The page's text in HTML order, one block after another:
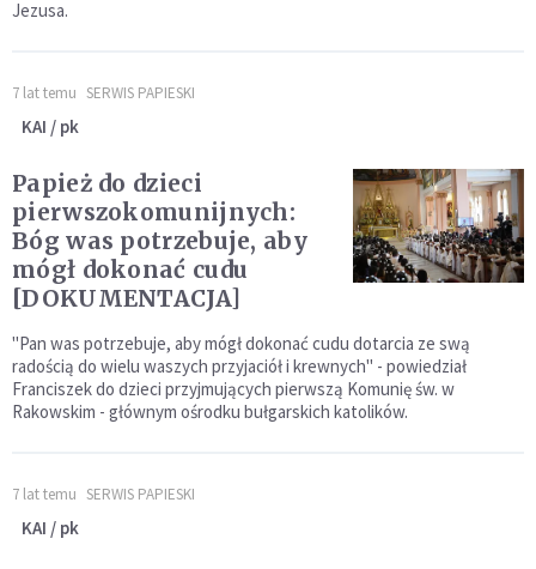
Jezusa.
7 lat temu SERWIS PAPIESKI
KAI / pk
Papież do dzieci
pierwszokomunijnych:
Bóg was potrzebuje, aby
mógł dokonać cudu
[DOKUMENTACJA]
"Pan was potrzebuje, aby mógł dokonać cudu dotarcia ze swą
radością do wielu waszych przyjaciół i krewnych" - powiedział
Franciszek do dzieci przyjmujących pierwszą Komunię św. w
Rakowskim - głównym ośrodku bułgarskich katolików.
7 lat temu SERWIS PAPIESKI
KAI / pk